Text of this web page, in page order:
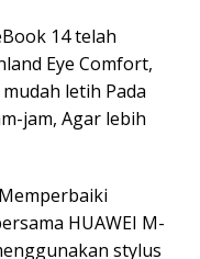
14 telah
Eye Comfort,
letih Pada
jam, Agar lebih
HUAWEI M-
stylus